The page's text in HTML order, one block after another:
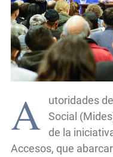
A
utoridades
Social
de la
Accesos, que